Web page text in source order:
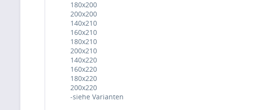
180x200
200x200
140x210
160x210
180x210
200x210
140x220
160x220
180x220
200x220
-siehe Varianten